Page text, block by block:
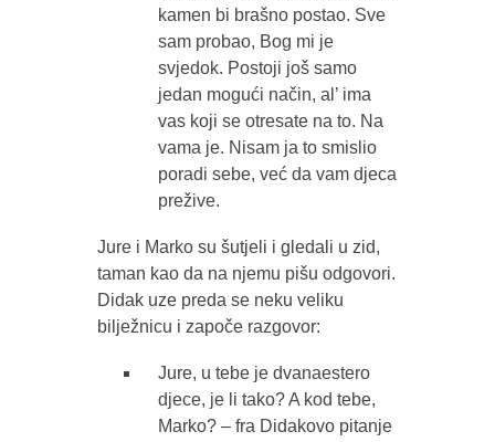
kamen bi brašno postao. Sve
sam probao, Bog mi je
svjedok. Postoji još samo
jedan mogući način, al’ ima
vas koji se otresate na to. Na
vama je. Nisam ja to smislio
poradi sebe, već da vam djeca
prežive.
Jure i Marko su šutjeli i gledali u zid,
taman kao da na njemu pišu odgovori.
Didak uze preda se neku veliku
bilježnicu i započe razgovor:
Jure, u tebe je dvanaestero
djece, je li tako? A kod tebe,
Marko? – fra Didakovo pitanje